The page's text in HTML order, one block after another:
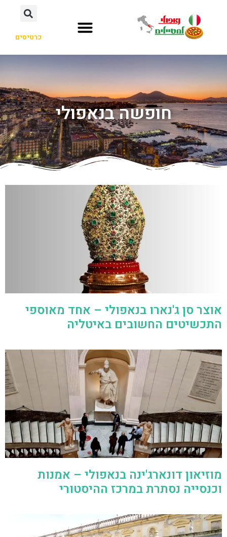
כרטיסים
חופשה בנאפולי
אוצר סן ג'נארו בנאפולי – אחד מאוספי
התכשיטים החשובים באיטליה
מוזיאון דונארג'ינה בנאפולי – אמנות
וכנסייה נסתרת במרכז ההיסטורי